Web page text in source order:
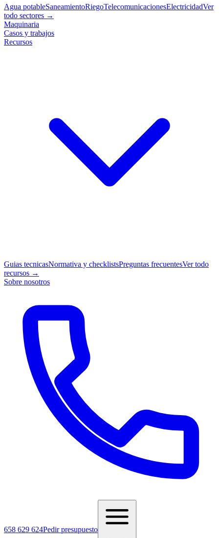
Agua potableSaneamientoRiegoTelecomunicacionesElectricidadVer
todo sectores →
Maquinaria
Casos y trabajos
Recursos
Guias tecnicasNormativa y checklistsPreguntas frecuentesVer todo
recursos →
Sobre nosotros
658 629 624Pedir presupuesto